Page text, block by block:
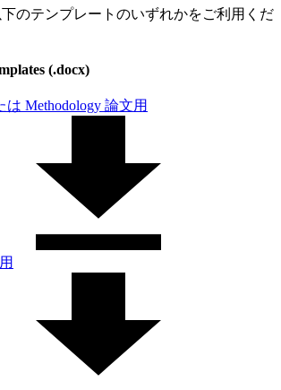
のテンプレートのいずれかをご利用くだ
(.docx)
は Methodology 論文用